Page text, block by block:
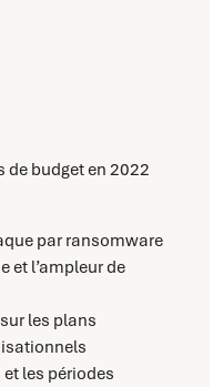
de budget en 2022
par ransomware
et l’ampleur de
les plans
les périodes